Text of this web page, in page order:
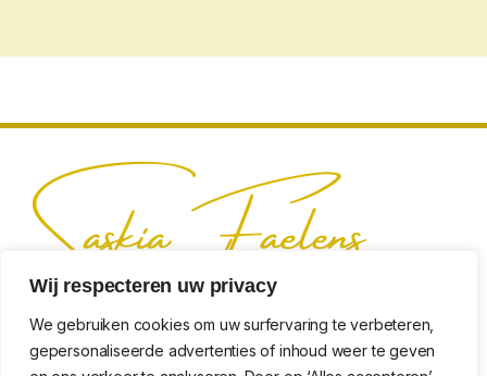
Wij respecteren uw privacy
We gebruiken cookies om uw surfervaring te verbeteren,
gepersonaliseerde advertenties of inhoud weer te geven